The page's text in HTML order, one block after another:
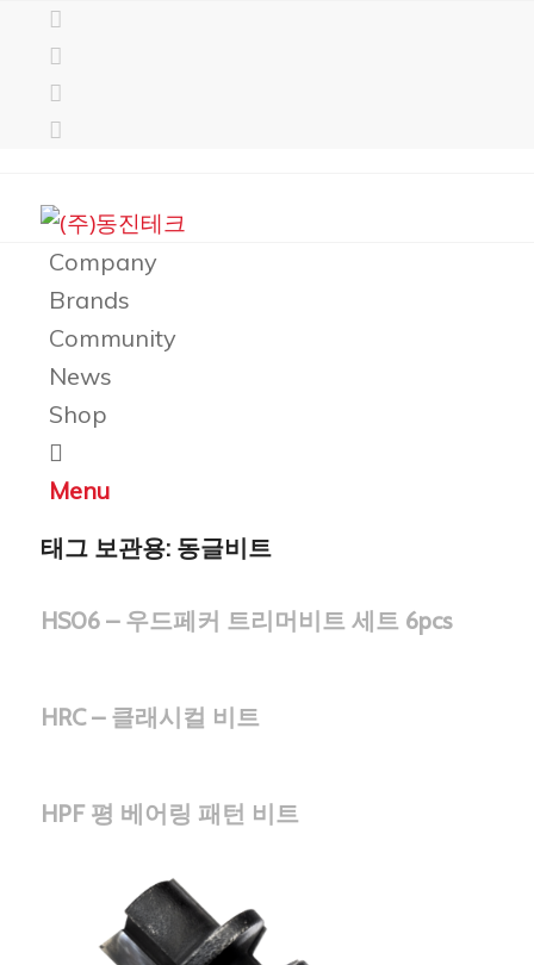
Company
Brands
Community
News
Shop
Menu
태그 보관용: 동글비트
HS06 – 우드페커 트리머비트 세트 6pcs
HRC – 클래시컬 비트
HPF 평 베어링 패턴 비트